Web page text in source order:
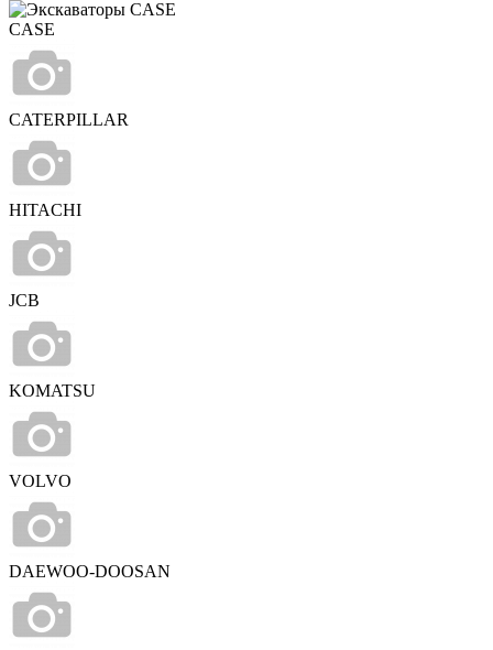
CASE
CATERPILLAR
HITACHI
JCB
KOMATSU
VOLVO
DAEWOO-DOOSAN